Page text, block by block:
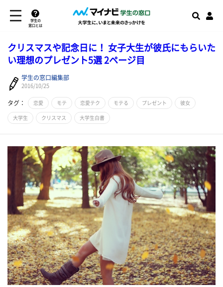
学生の
窓口とは
クリスマスや記念日に！ 女子大生が彼氏にもらいた
い理想のプレゼント5選 2ページ目
学生の窓口編集部
2016/10/25
タグ： 恋愛 モテ 恋愛テク モテる プレゼント 彼女
大学生 クリスマス 大学生白書